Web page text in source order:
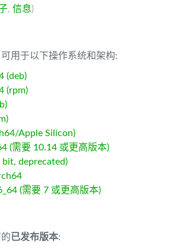
, 信息)
用于以下操作系统和架构:
(deb)
(rpm)
Apple Silicon)
(需要 10.14 或更高版本)
deprecated)
(需要 7 或更高版本)
已发布版本: